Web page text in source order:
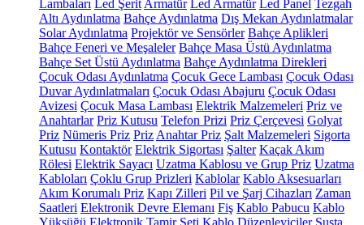
Lambaları Led Şerit Armatür Led Armatür Led Panel Tezgah
Altı Aydınlatma Bahçe Aydınlatma Dış Mekan Aydınlatmalar
Solar Aydınlatma Projektör ve Sensörler Bahçe Aplikleri
Bahçe Feneri ve Meşaleler Bahçe Masa Üstü Aydınlatma
Bahçe Set Üstü Aydınlatma Bahçe Aydınlatma Direkleri
Çocuk Odası Aydınlatma Çocuk Gece Lambası Çocuk Odası
Duvar Aydınlatmaları Çocuk Odası Abajuru Çocuk Odası
Avizesi Çocuk Masa Lambası Elektrik Malzemeleri Priz ve
Anahtarlar Priz Kutusu Telefon Prizi Priz Çerçevesi Golyat
Priz Nümeris Priz Priz Anahtar Priz Şalt Malzemeleri Sigorta
Kutusu Kontaktör Elektrik Sigortası Şalter Kaçak Akım
Rölesi Elektrik Sayacı Uzatma Kablosu ve Grup Priz Uzatma
Kabloları Çoklu Grup Prizleri Kablolar Kablo Aksesuarları
Akım Korumalı Priz Kapı Zilleri Pil ve Şarj Cihazları Zaman
Saatleri Elektronik Devre Elemanı Fiş Kablo Pabucu Kablo
Yüksüğü Elektronik Tamir Seti Kablo Düzenleyiciler Susta